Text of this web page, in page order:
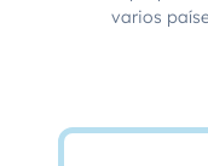
varios